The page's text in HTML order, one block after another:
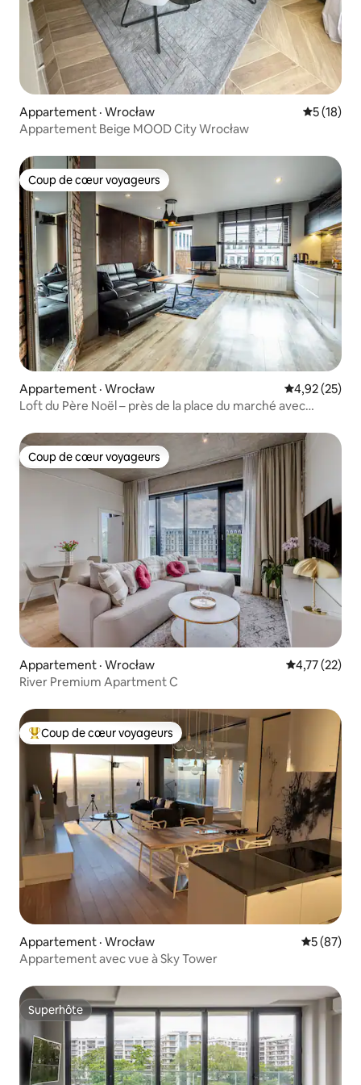
Appartement · Wrocław Note
5 (18)
Appartement Beige MOOD City Wrocław
Coup de cœur voyageurs
Coup de cœur voyageurs
Appartement · Wrocław Note
4,92 (25)
Loft du Père Noël – près de la place du marché avec
Coup de cœur voyageurs
Coup de cœur voyageurs
Appartement · Wrocław Note
4,77 (22)
River Premium Apartment C
Coup de cœur voyageurs parmi les plus aimés
Coup de cœur voyageurs
Appartement · Wrocław Note
5 (87)
Appartement avec vue à Sky Tower
Superhôte
Superhôte